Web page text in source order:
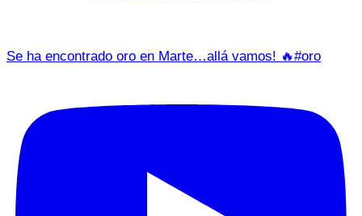
Se ha encontrado oro en Marte…allá vamos! 🔥#oro